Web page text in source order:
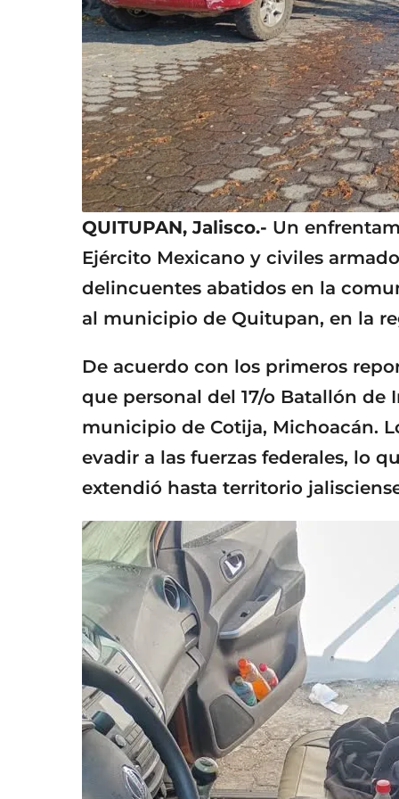
QUITUPAN, Jalisco.- Un
Ejército Mexicano y civiles
delincuentes abatidos en la
al municipio de Quitupan, en la
De acuerdo con los primeros
que personal del 17/o Batallón de
municipio de Cotija, Michoacán.
evadir a las fuerzas federales, lo
extendió hasta territorio